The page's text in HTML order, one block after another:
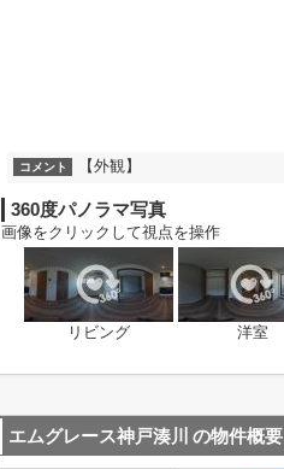
コメント 【外観】
360度パノラマ写真
画像をクリックして視点を操作
リビング 洋室
エムグレース神戸湊川 の物件概要